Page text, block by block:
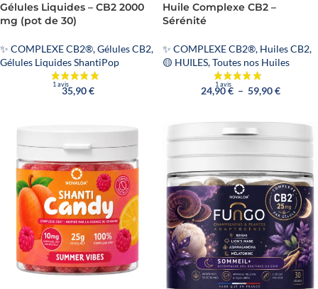
Gélules Liquides – CB2 2000
mg (pot de 30)
✨ COMPLEXE CB2®,Gélules CB2,
Gélules Liquides ShantiPop
35,90€
Huile Complexe CB2 –
Sérénité
✨ COMPLEXE CB2®, Huiles CB2,
🟡 HUILES,Toutes nos Huiles
24,90€ – 59,90€